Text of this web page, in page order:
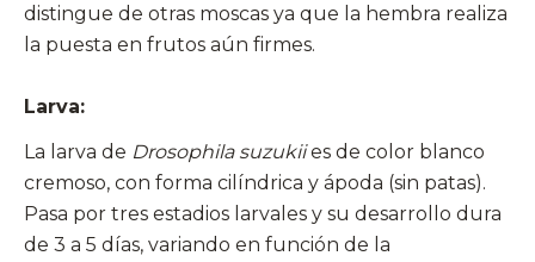
distingue de otras moscas ya que la hembra realiza
la puesta en frutos aún firmes.
Larva:
La larva de Drosophila suzukiies de color blanco
cremoso, con forma cilíndrica y ápoda (sin patas).
Pasa por tres estadios larvales y su desarrollo dura
de 3 a 5 días, variando en función de la